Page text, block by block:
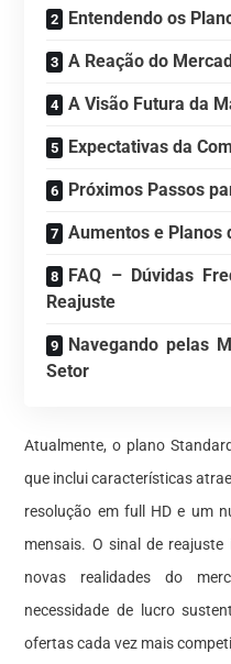
Entendendo os
A Reação do
A Visão Futura da
Expectativas da
Próximos Passos
Aumentos e Planos
FAQ – Dúvidas
Reajuste
Navegando pelas
Setor
Atualmente, o plano
que inclui características
resolução em full HD e um
mensais. O sinal de
novas realidades do
necessidade de lucro
ofertas cada vez mais